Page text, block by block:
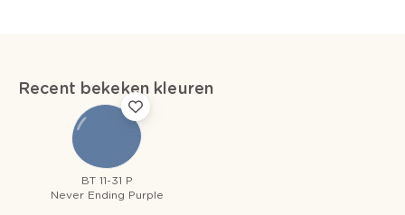
Recent bekeken kleuren
BT 11-31 P
Never Ending Purple